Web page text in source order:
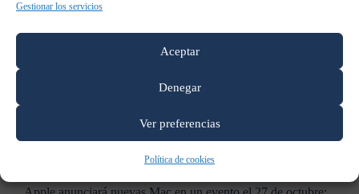
Gestionar los servicios
Aceptar
Denegar
Ver preferencias
Política de cookies
Samsung patenta un televisor holográfico
Samsung Galaxy S8: todo lo que sabemos al momento
Samsung AddWash: Añade prendas durante el lavado